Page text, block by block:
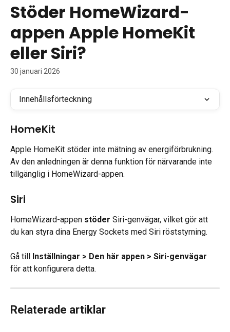
Stöder HomeWizard-
appen Apple HomeKit
eller Siri?
30 januari 2026
Innehållsförteckning
HomeKit
Apple HomeKit stöder inte mätning av energiförbrukning.
Av den anledningen är denna funktion för närvarande inte
tillgänglig i HomeWizard-appen.
Siri
HomeWizard-appen stöder Siri-genvägar, vilket gör att
du kan styra dina Energy Sockets med Siri röststyrning.
Gå till
Inställningar > Den här appen > Siri-genvägar
för att konfigurera detta.
Relaterade artiklar